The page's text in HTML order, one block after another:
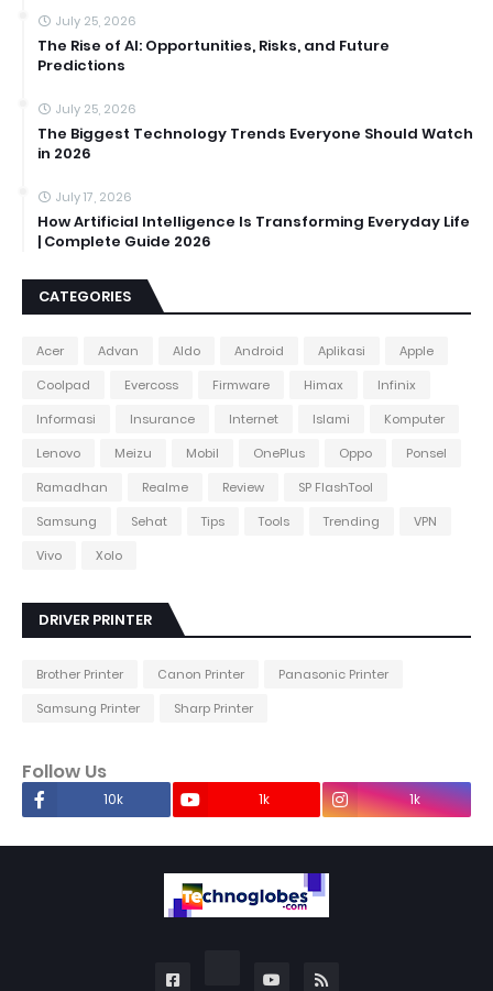
July 25, 2026
The Rise of AI: Opportunities, Risks, and Future
Predictions
July 25, 2026
The Biggest Technology Trends Everyone Should Watch
in 2026
July 17, 2026
How Artificial Intelligence Is Transforming Everyday Life
| Complete Guide 2026
CATEGORIES
Acer Advan Aldo Android Aplikasi
Apple
Coolpad
Evercoss Firmware Himax
Infinix
Informasi
Insurance Internet Islami
Komputer
Lenovo
Meizu Mobil OnePlus Oppo
Ponsel
Ramadhan
Realme Review
SP FlashTool
Samsung
Sehat Tips Tools Trending
VPN
Vivo
Xolo
DRIVER PRINTER
Brother Printer Canon Printer
Panasonic Printer
Samsung Printer
Sharp Printer
Follow Us
10k 1k 1k